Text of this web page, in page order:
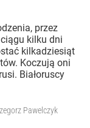
przez
kilku dni
kilkadziesiąt
Koczują oni
Białoruscy
Pawelczyk